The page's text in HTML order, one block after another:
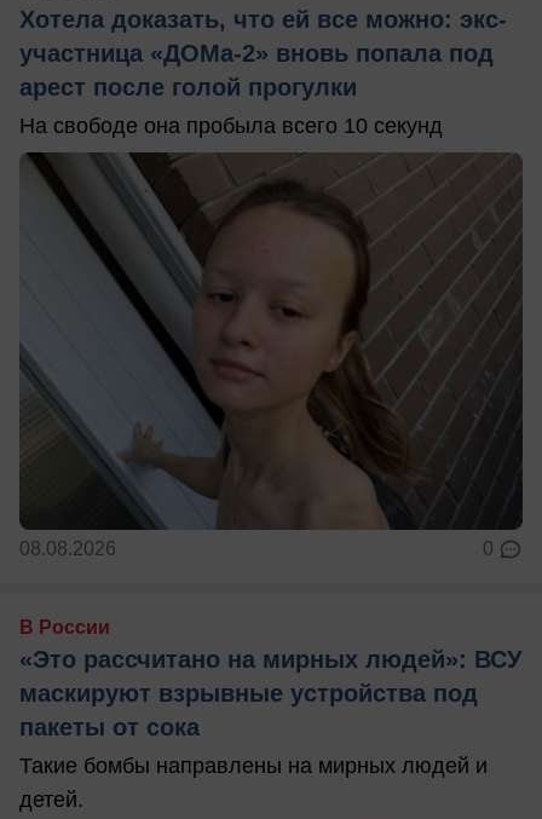
Хотела доказать, что ей все можно: экс-
участница «ДОМа-2» вновь попала под
арест после голой прогулки
На свободе она пробыла всего 10 секунд
08.08.2026 0
В России
«Это рассчитано на мирных людей»: ВСУ
маскируют взрывные устройства под
пакеты от сока
Такие бомбы направлены на мирных людей и
детей.